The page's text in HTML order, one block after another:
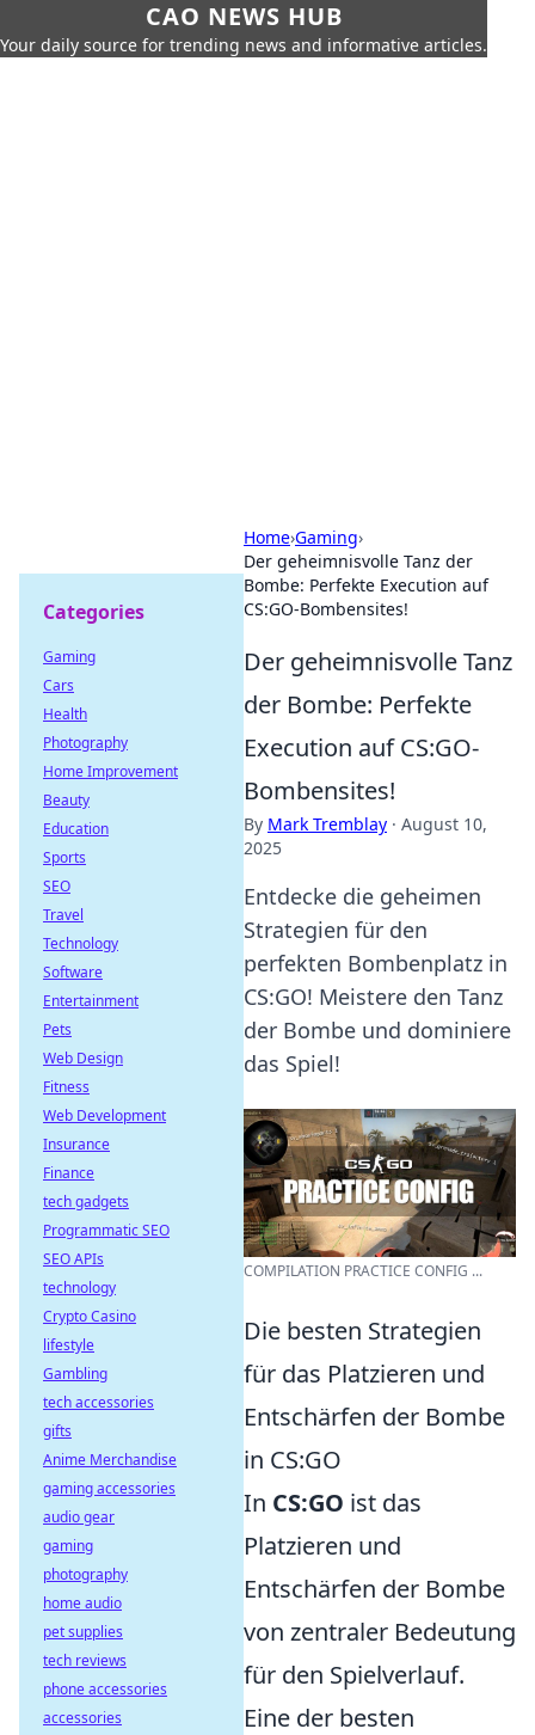
CAO NEWS HUB
Your daily source for trending news and informative articles.
Home›Gaming›
Der geheimnisvolle Tanz der
Bombe: Perfekte Execution auf
CS:GO-Bombensites!
Der geheimnisvolle Tanz
der Bombe: Perfekte
Execution auf CS:GO-
Bombensites!
By Mark Tremblay · August 10,
2025
Entdecke die geheimen
Strategien für den
perfekten Bombenplatz in
CS:GO! Meistere den Tanz
der Bombe und dominiere
das Spiel!
COMPILATION PRACTICE CONFIG ...
Die besten Strategien
für das Platzieren und
Entschärfen der Bombe
in CS:GO
In CS:GO ist das
Platzieren und
Entschärfen der Bombe
von zentraler Bedeutung
für den Spielverlauf.
Eine der besten
Categories
Gaming
Cars
Health
Photography
Home Improvement
Beauty
Education
Sports
SEO
Travel
Technology
Software
Entertainment
Pets
Web Design
Fitness
Web Development
Insurance
Finance
tech gadgets
Programmatic SEO
SEO APIs
technology
Crypto Casino
lifestyle
Gambling
tech accessories
gifts
Anime Merchandise
gaming accessories
audio gear
gaming
photography
home audio
pet supplies
tech reviews
phone accessories
accessories